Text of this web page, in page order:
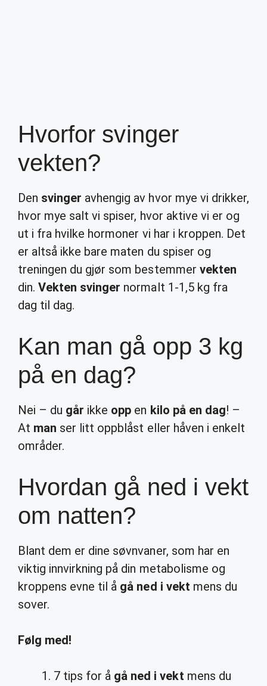
Hvorfor svinger
vekten?
Den svinger avhengig av hvor mye vi drikker,
hvor mye salt vi spiser, hvor aktive vi er og
ut i fra hvilke hormoner vi har i kroppen. Det
er altså ikke bare maten du spiser og
treningen du gjør som bestemmer vekten
din.Vekten svinger normalt 1-1,5 kg fra
dag til dag.
Kan man gå opp 3 kg
på en dag?
Nei – du går ikke opp en kilo på en dag! –
At man ser litt oppblåst eller håven i enkelt
områder.
Hvordan gå ned i vekt
om natten?
Blant dem er dine søvnvaner, som har en
viktig innvirkning på din metabolisme og
kroppens evne til å gå ned i vekt mens du
sover.
Følg med!
7 tips for å gå ned i vekt mens du